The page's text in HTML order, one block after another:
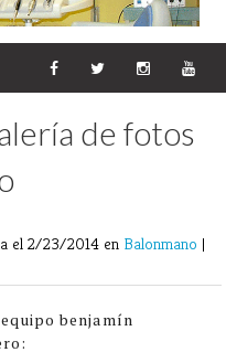
de fotos
el 2/23/2014 en Balonmano |
benjamín